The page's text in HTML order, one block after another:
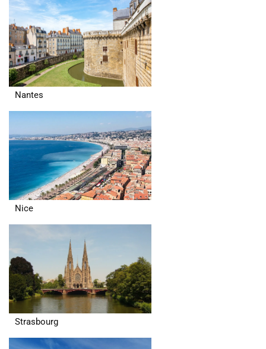
Nantes
Nice
Strasbourg